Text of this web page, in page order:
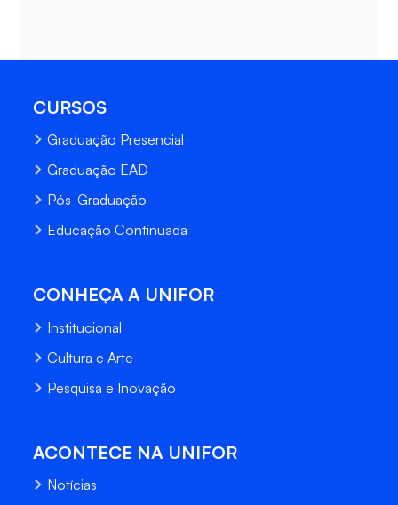
CURSOS
Graduação Presencial
Graduação EAD
Pós-Graduação
Educação Continuada
CONHEÇA A UNIFOR
Institucional
Cultura e Arte
Pesquisa e Inovação
ACONTECE NA UNIFOR
Notícias